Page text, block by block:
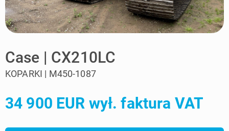
Case | CX210LC
KOPARKI | M450-1087
34 900 EUR wył. faktura VAT